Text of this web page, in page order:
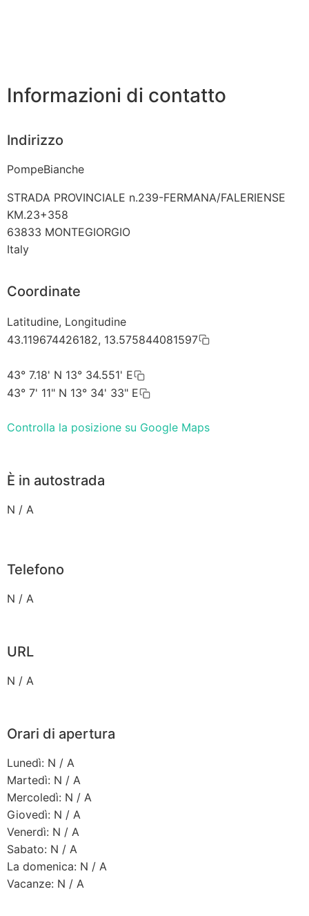
Informazioni di contatto
Indirizzo
PompeBianche
STRADA PROVINCIALE n.239-FERMANA/FALERIENSE
KM.23+358
63833 MONTEGIORGIO
Italy
Coordinate
Latitudine, Longitudine
43.119674426182, 13.575844081597
43° 7.18' N 13° 34.551' E
43° 7' 11" N 13° 34' 33" E
Controlla la posizione su Google Maps
È in autostrada
N / A
Telefono
N / A
URL
N / A
Orari di apertura
Lunedì: N / A
Martedì: N / A
Mercoledì: N / A
Giovedì: N / A
Venerdì: N / A
Sabato: N / A
La domenica: N / A
Vacanze: N / A